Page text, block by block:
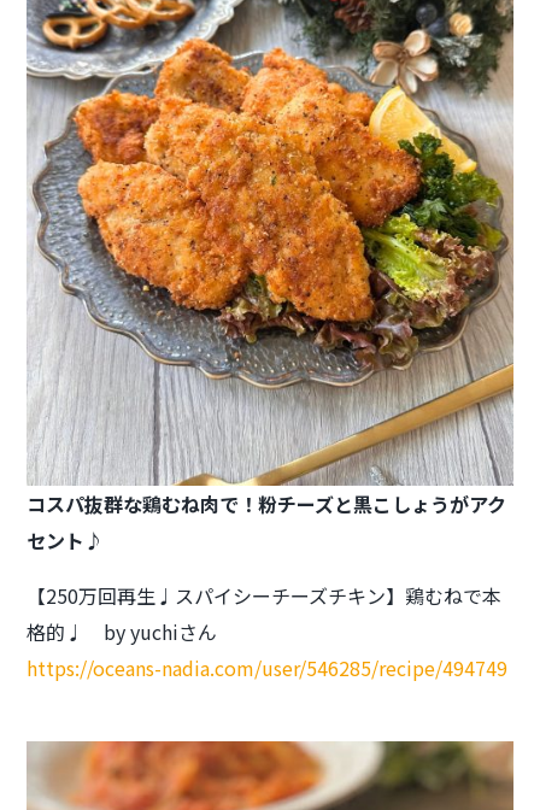
コスパ抜群な鶏むね肉で！粉チーズと黒こしょうがアク
セント♪
【250万回再生♩スパイシーチーズチキン】鶏むねで本
格的♩ by yuchiさん
https://oceans-nadia.com/user/546285/recipe/494749